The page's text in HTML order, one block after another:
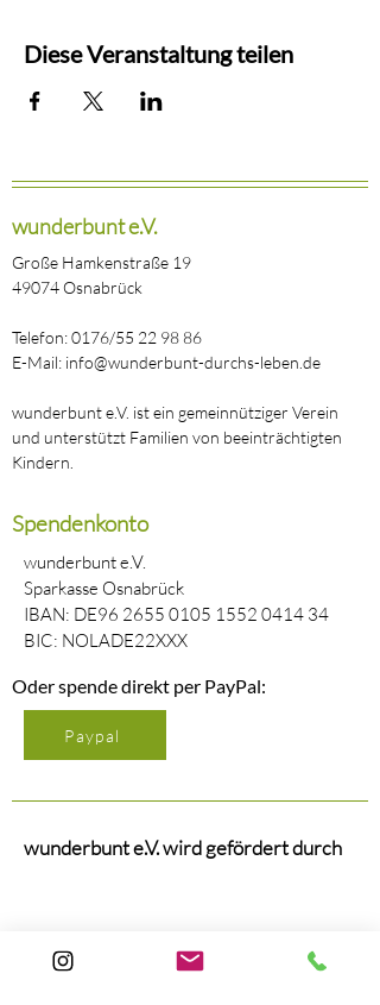
Diese Veranstaltung teilen
wunderbunt e.V.
Große Hamkenstraße 19
49074 Osnabrück
Telefon: 0176/55 22 98 86
E-Mail: info@wunderbunt-durchs-leben.de
wunderbunt e.V. ist ein gemeinnütziger Verein
und unterstützt Familien von beeinträchtigten
Kindern.
Spendenkonto
wunderbunt e.V.
Sparkasse Osnabrück
IBAN: DE96 2655 0105 1552 0414 34
BIC: NOLADE22XXX
Oder spende direkt per PayPal:
Paypal
wunderbunt e.V. wird gefördert durch